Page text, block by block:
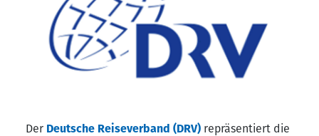
Der Deutsche Reiseverband (DRV) repräsentiert die